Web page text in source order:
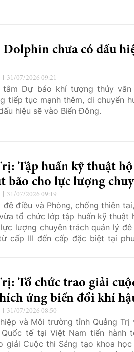
Dolphin chưa có dấu
31/07/2026 09:21
tâm Dự báo khí tượng thủy
tiếp tục mạnh thêm, di chuyển
hiệu sẽ vào Biển Đông.
Tập huấn kỹ thuật
bão cho lực lượng
31/07/2026 09:19
đê điều và Phòng, chống thiên
tổ chức lớp tập huấn kỹ thuật
lượng chuyên trách quản lý
cấp III đến cấp đặc biệt tại
Tổ chức trao giải
ứng biến đổi khí
31/07/2026 08:50
và Môi trường tỉnh Quảng Trị
Quốc tế tại Việt Nam tiến hành
giải Cuộc thi Sáng tạo khoa